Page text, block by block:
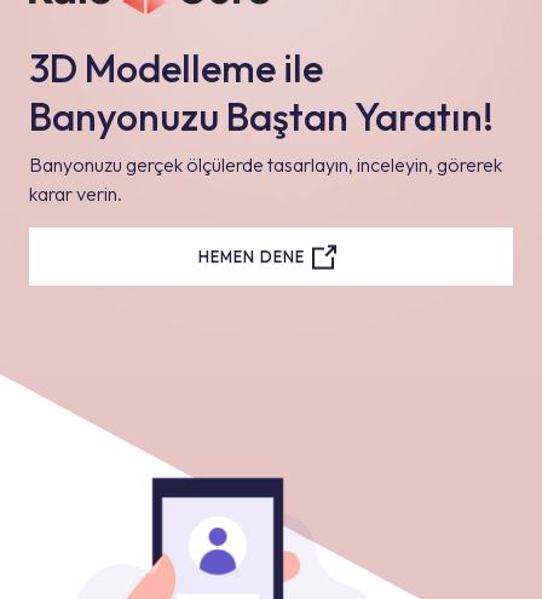
3D Modelleme ile
Banyonuzu Baştan Yaratın!
Banyonuzu gerçek ölçülerde tasarlayın, inceleyin, görerek
karar verin.
HEMEN DENE